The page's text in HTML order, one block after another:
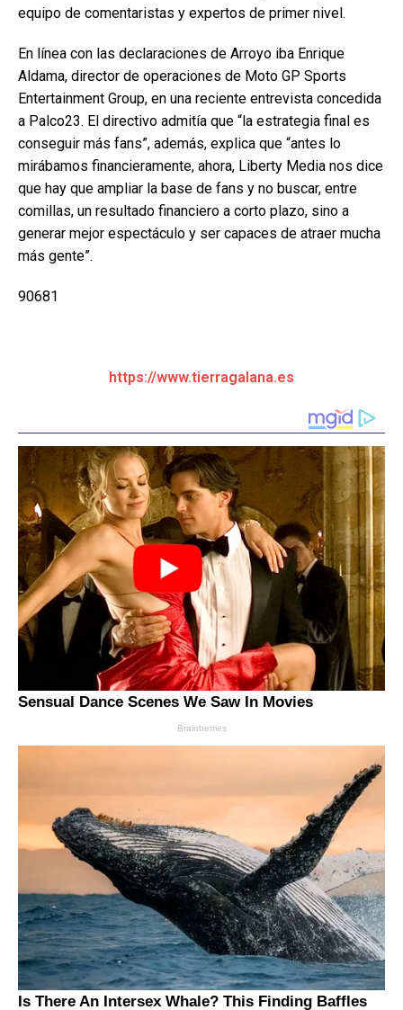
equipo de comentaristas y expertos de primer nivel.
En línea con las declaraciones de Arroyo iba Enrique
Aldama, director de operaciones de Moto GP Sports
Entertainment Group, en una reciente entrevista concedida
a Palco23. El directivo admitía que “la estrategia final es
conseguir más fans”, además, explica que “antes lo
mirábamos financieramente, ahora, Liberty Media nos dice
que hay que ampliar la base de fans y no buscar, entre
comillas, un resultado financiero a corto plazo, sino a
generar mejor espectáculo y ser capaces de atraer mucha
más gente”.
90681
https://www.tierragalana.es